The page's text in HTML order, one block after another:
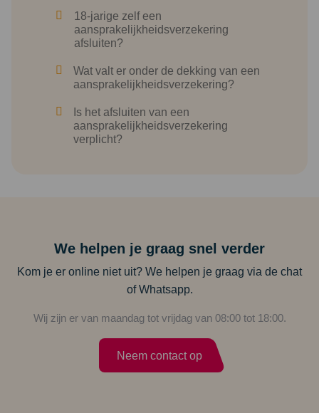
18-jarige zelf een
aansprakelijkheidsverzekering
afsluiten?
Wat valt er onder de dekking van een
aansprakelijkheidsverzekering?
Is het afsluiten van een
aansprakelijkheidsverzekering
verplicht?
We helpen je graag snel verder
Kom je er online niet uit? We helpen je graag via de chat
of Whatsapp.
Wij zijn er van maandag tot vrijdag van 08:00 tot 18:00.
Neem contact op